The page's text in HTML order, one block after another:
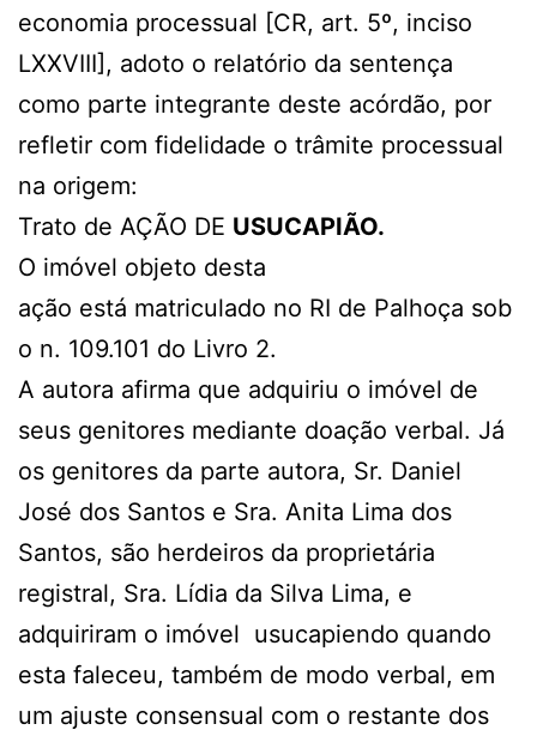
economia processual [CR, art. 5º, inciso
LXXVIII], adoto o relatório da sentença
como parte integrante deste acórdão, por
refletir com fidelidade o trâmite processual
na origem:
Trato de AÇÃO DE USUCAPIÃO.
O imóvel objeto desta
ação está matriculado no RI de Palhoça sob
o n. 109.101 do Livro 2.
A autora afirma que adquiriu o imóvel de
seus genitores mediante doação verbal. Já
os genitores da parte autora, Sr. Daniel
José dos Santos e Sra. Anita Lima dos
Santos, são herdeiros da proprietária
registral, Sra. Lídia da Silva Lima, e
adquiriram o imóvel usucapiendo quando
esta faleceu, também de modo verbal, em
um ajuste consensual com o restante dos